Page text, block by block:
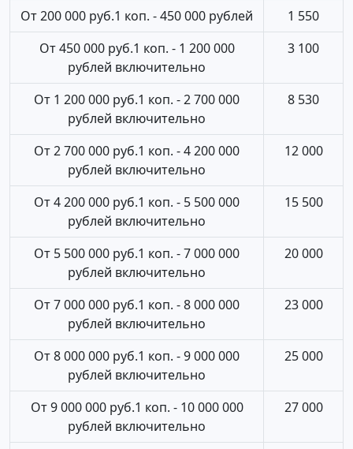
От 200 000 руб.1 коп. - 450 000 рублей
1 550
От 450 000 руб.1 коп. - 1 200 000
рублей включительно
3 100
От 1 200 000 руб.1 коп. - 2 700 000
рублей включительно
8 530
От 2 700 000 руб.1 коп. - 4 200 000
рублей включительно
12 000
От 4 200 000 руб.1 коп. - 5 500 000
рублей включительно
15 500
От 5 500 000 руб.1 коп. - 7 000 000
рублей включительно
20 000
От 7 000 000 руб.1 коп. - 8 000 000
рублей включительно
23 000
От 8 000 000 руб.1 коп. - 9 000 000
рублей включительно
25 000
От 9 000 000 руб.1 коп. - 10 000 000
рублей включительно
27 000